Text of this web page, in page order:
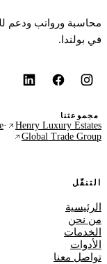
محاسبة ورواتب ودعم
في بولندا.
مجموعتنا
Henry Luxury Estates
·
Global Trade Group
التنقّل
الرئيسية
من نحن
الخدمات
الأدوات
تواصل معنا